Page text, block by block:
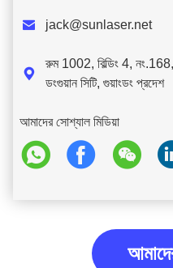
 jack@sunlaser.net

রুম 1002, বিল্ডিং 4,
ডংগুয়ান সিটি, গুয়াংডং প্রদেশ
আমাদের সোশ্যাল মিডিয়া